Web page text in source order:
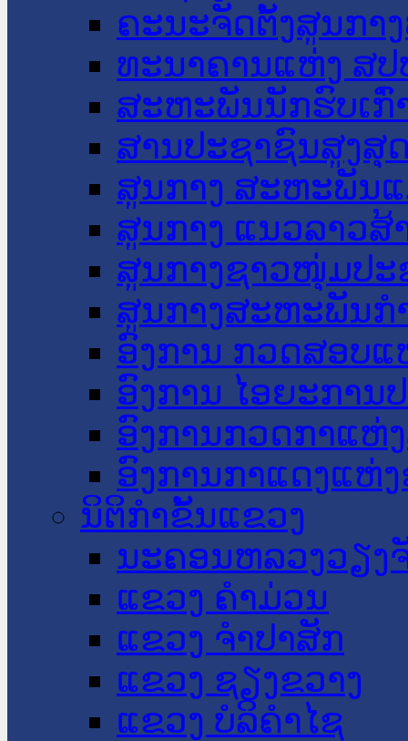
ຄະນະຈັດຕັ້ງສູນກາ
ທະນາຄານແຫ່ງ ສປ
ສະຫະພັນນັກຮົບເກົ່
ສານປະຊາຊົນສູງສຸ
ສູນກາງ ສະຫະພັນ
ສູນກາງ ແນວລາວສ້
ສູນກາງຊາວໜຸ່ມປະ
ສູນກາງສະຫະພັນກ
ອົງການ ກວດສອບແ
ອົງການ ໄອຍະການ
ອົງການກວດກາແຫ່
ອົງການກາແດງແຫ່
ນິຕິກໍາຂັ້ນແຂວງ
ນະ​ຄອນ​ຫລວງວຽງ
ແຂວງ ຄໍາມ່ວນ
ແຂວງ ຈໍາປາສັກ
ແຂວງ ຊຽງຂວາງ
ແຂວງ ບໍລິຄໍາໄຊ